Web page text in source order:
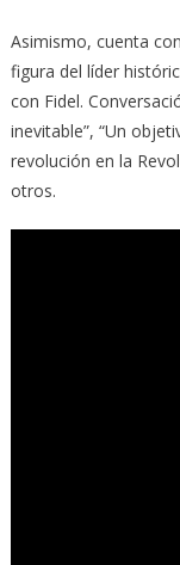
Asimismo, cuenta
figura del líder
con Fidel.
inevitable”, “Un
revolución en la
otros.